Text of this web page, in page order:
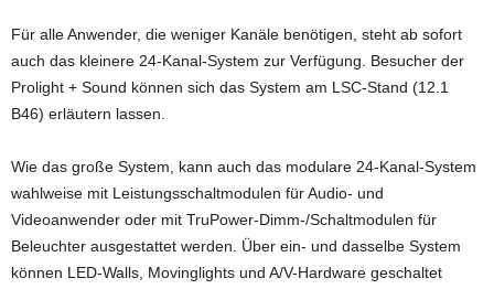
Für alle Anwender, die weniger Kanäle benötigen, steht ab sofort
auch das kleinere 24-Kanal-System zur Verfügung. Besucher der
Prolight + Sound können sich das System am LSC-Stand (12.1
B46) erläutern lassen.
Wie das große System, kann auch das modulare 24-Kanal-System
wahlweise mit Leistungsschaltmodulen für Audio- und
Videoanwender oder mit TruPower-Dimm-/Schaltmodulen für
Beleuchter ausgestattet werden. Über ein- und dasselbe System
können LED-Walls, Movinglights und A/V-Hardware geschaltet